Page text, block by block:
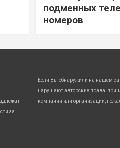
подменных
номеров
за
Если Вы обнаружили на нашем
нарушают авторские права,
компании или организации,